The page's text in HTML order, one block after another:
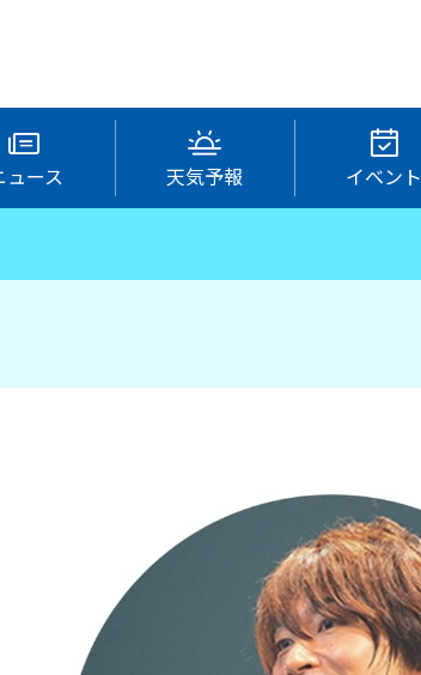
ュース 天気予報 イベント